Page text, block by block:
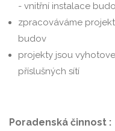
- vnitřní instalace
zpracováváme
budov
projekty jsou
příslušných sítí
Poradenská činnost :